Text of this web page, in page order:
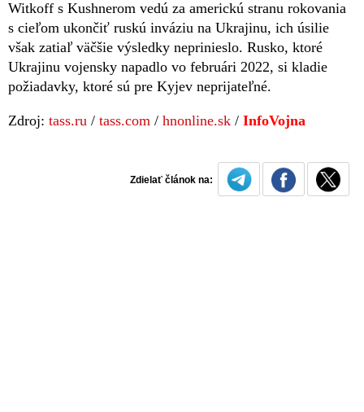
Witkoff s Kushnerom vedú za americkú stranu rokovania
s cieľom ukončiť ruskú inváziu na Ukrajinu, ich úsilie
však zatiaľ väčšie výsledky neprinieslo. Rusko, ktoré
Ukrajinu vojensky napadlo vo februári 2022, si kladie
požiadavky, ktoré sú pre Kyjev neprijateľné.
Zdroj: tass.ru / tass.com / hnonline.sk / InfoVojna
Zdielať článok na: